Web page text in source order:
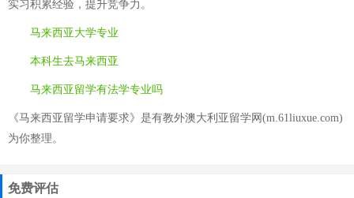
实习积累经验，提升竞争力。
马来西亚大学专业
本科生去马来西亚
马来西亚留学有法学专业吗
《马来西亚留学申请要求》是有教外澳大利亚留学网(m.61liuxue.com)
为你整理。
免费评估